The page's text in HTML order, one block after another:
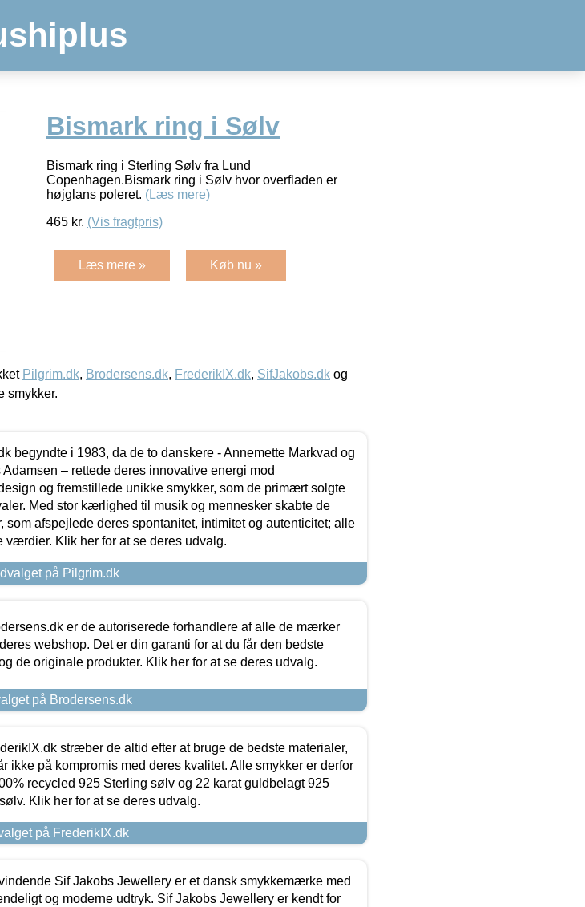
Bismark ring i Sølv
Bismark ring i Sterling Sølv fra Lund
Copenhagen.Bismark ring i Sølv hvor overfladen er
højglans poleret. (Læs mere)
465 kr. (Vis fragtpris)
Læs mere » Køb nu »
Pilgrim.dk, Brodersens.dk, FrederikIX.dk, SifJakobs.dk og
smykker.
begyndte i 1983, da de to danskere - Annemette Markvad og
Adamsen – rettede deres innovative energi mod
og fremstillede unikke smykker, som de primært solgte
Med stor kærlighed til musik og mennesker skabte de
som afspejlede deres spontanitet, intimitet og autenticitet; alle
værdier. Klik her for at se deres udvalg.
på Pilgrim.dk
er de autoriserede forhandlere af alle de mærker
webshop. Det er din garanti for at du får den bedste
de originale produkter. Klik her for at se deres udvalg.
på Brodersens.dk
stræber de altid efter at bruge de bedste materialer,
ikke på kompromis med deres kvalitet. Alle smykker er derfor
recycled 925 Sterling sølv og 22 karat guldbelagt 925
Klik her for at se deres udvalg.
på FrederikIX.dk
Sif Jakobs Jewellery er et dansk smykkemærke med
og moderne udtryk. Sif Jakobs Jewellery er kendt for